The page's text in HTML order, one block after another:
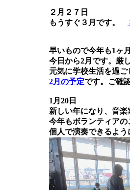
２月２７日
もうすぐ３月です。
早いもので今年も1ヶ
今日から2月です。厳
元気に学校生活を過
2月の予定です。ご確
1月20日
新しい年になり、音
今年もボランティア
個人で演奏できるよ